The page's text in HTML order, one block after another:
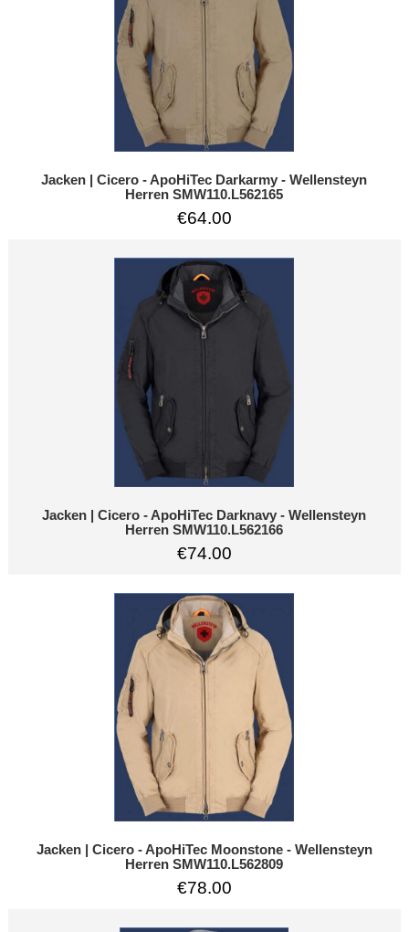
Jacken | Cicero - ApoHiTec Darkarmy - Wellensteyn
Herren SMW110.L562165
€64.00
Jacken | Cicero - ApoHiTec Darknavy - Wellensteyn
Herren SMW110.L562166
€74.00
Jacken | Cicero - ApoHiTec Moonstone - Wellensteyn
Herren SMW110.L562809
€78.00